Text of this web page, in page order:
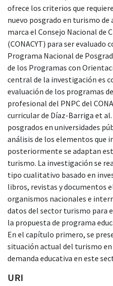
ofrece los criterios que
nuevo posgrado en turismo de
marca el Consejo Nacional de
(CONACYT) para ser evaluado
Programa Nacional de
de los Programas con
central de la investigación es
evaluación de los programas
profesional del PNPC del
curricular de Díaz-Barriga et
posgrados en universidades
análisis de los elementos que
posteriormente se adaptan
turismo. La investigación se
tipo cualitativo basado en
libros, revistas y documentos
organismos nacionales e
datos del sector turismo para
la propuesta de programa
En el capítulo primero, se
situación actual del turismo
demanda educativa en este
URI